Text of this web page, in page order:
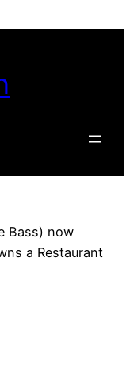
Bass) now
a Restaurant